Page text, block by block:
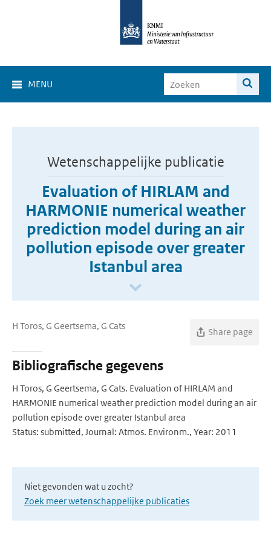
MENU
Wetenschappelijke publicatie
Evaluation of HIRLAM and
HARMONIE numerical weather
prediction model during an air
pollution episode over greater
Istanbul area
H Toros, G Geertsema, G Cats
Share page
Bibliografische gegevens
H Toros, G Geertsema, G Cats. Evaluation of HIRLAM and
HARMONIE numerical weather prediction model during an air
pollution episode over greater Istanbul area
Status: submitted, Journal: Atmos. Environm., Year: 2011
Niet gevonden wat u zocht?
Zoek meer wetenschappelijke publicaties